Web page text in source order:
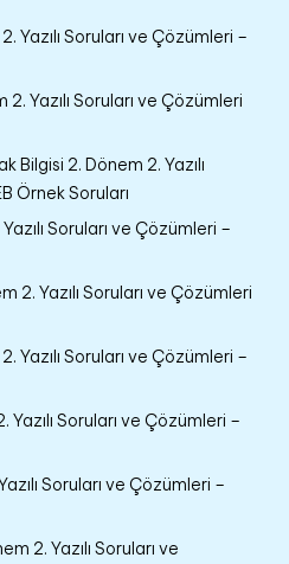
Yazılı Soruları ve Çözümleri –
2. Yazılı Soruları ve Çözümleri
Bilgisi 2. Dönem 2. Yazılı
Örnek Soruları
Yazılı Soruları ve Çözümleri –
2. Yazılı Soruları ve Çözümleri
Yazılı Soruları ve Çözümleri –
Yazılı Soruları ve Çözümleri –
Soruları ve Çözümleri –
2. Yazılı Soruları ve